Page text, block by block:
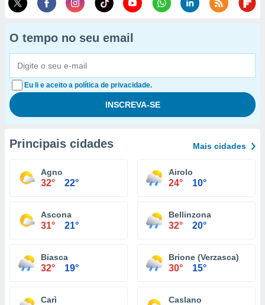
O tempo no seu email
Eu li e aceito a política de privacidade.
Principais cidades Mais cidades
Agno
32° 22°
Airolo
24° 10°
Ascona
31° 21°
Bellinzona
32° 20°
Biasca
32° 19°
Brione (Verzasca)
30° 15°
Carì Caslano